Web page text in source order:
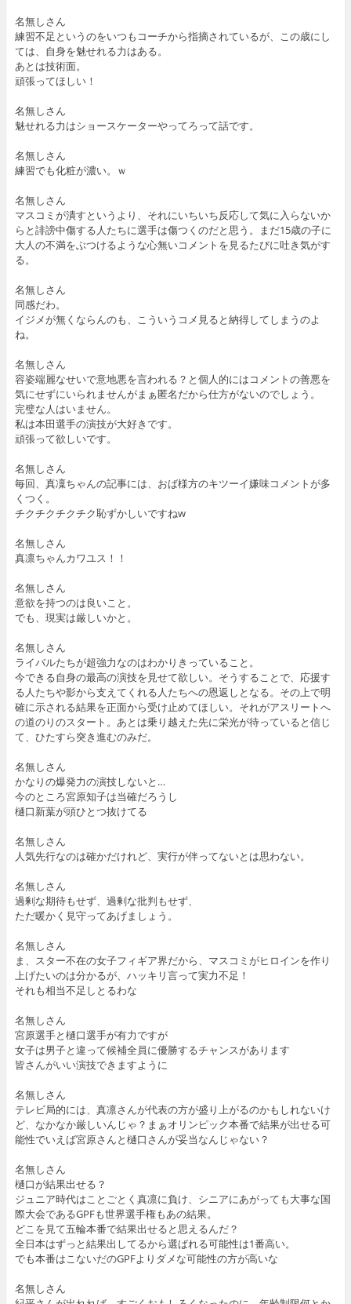
名無しさん
練習不足というのをいつもコーチから指摘されているが、この歳にし
ては、自身を魅せれる力はある。
あとは技術面。
頑張ってほしい！
名無しさん
魅せれる力はショースケーターやってろって話です。
名無しさん
練習でも化粧が濃い。ｗ
名無しさん
マスコミが潰すというより、それにいちいち反応して気に入らないか
らと誹謗中傷する人たちに選手は傷つくのだと思う。まだ15歳の子に
大人の不満をぶつけるような心無いコメントを見るたびに吐き気がす
る。
名無しさん
同感だわ。
イジメが無くならんのも、こういうコメ見ると納得してしまうのよ
ね。
名無しさん
容姿端麗なせいで意地悪を言われる？と個人的にはコメントの善悪を
気にせずにいられませんがまぁ匿名だから仕方がないのでしょう。
完璧な人はいません。
私は本田選手の演技が大好きです。
頑張って欲しいです。
名無しさん
毎回、真凜ちゃんの記事には、おば様方のキツーイ嫌味コメントが多
くつく。
チクチクチクチク恥ずかしいですねw
名無しさん
真凛ちゃんカワユス！！
名無しさん
意欲を持つのは良いこと。
でも、現実は厳しいかと。
名無しさん
ライバルたちが超強力なのはわかりきっていること。
今できる自身の最高の演技を見せて欲しい。そうすることで、応援す
る人たちや影から支えてくれる人たちへの恩返しとなる。その上で明
確に示される結果を正面から受け止めてほしい。それがアスリートへ
の道のりのスタート。あとは乗り越えた先に栄光が待っていると信じ
て、ひたすら突き進むのみだ。
名無しさん
かなりの爆発力の演技しないと…
今のところ宮原知子は当確だろうし
樋口新葉が頭ひとつ抜けてる
名無しさん
人気先行なのは確かだけれど、実行が伴ってないとは思わない。
名無しさん
過剰な期待もせず、過剰な批判もせず、
ただ暖かく見守ってあげましょう。
名無しさん
ま、スター不在の女子フィギア界だから、マスコミがヒロインを作り
上げたいのは分かるが、ハッキリ言って実力不足！
それも相当不足しとるわな
名無しさん
宮原選手と樋口選手が有力ですが
女子は男子と違って候補全員に優勝するチャンスがあります
皆さんがいい演技できますように
名無しさん
テレビ局的には、真凛さんが代表の方が盛り上がるのかもしれないけ
ど、なかなか厳しいんじゃ？まぁオリンピック本番で結果が出せる可
能性でいえば宮原さんと樋口さんが妥当なんじゃない？
名無しさん
樋口が結果出せる？
ジュニア時代はことごとく真凛に負け、シニアにあがっても大事な国
際大会であるGPFも世界選手権もあの結果。
どこを見て五輪本番で結果出せると思えるんだ？
全日本はずっと結果出してるから選ばれる可能性は1番高い。
でも本番はこないだのGPFよりダメな可能性の方が高いな
名無しさん